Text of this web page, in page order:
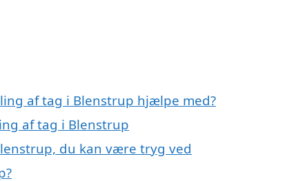
af tag i Blenstrup hjælpe med?
af tag i Blenstrup
du kan være tryg ved